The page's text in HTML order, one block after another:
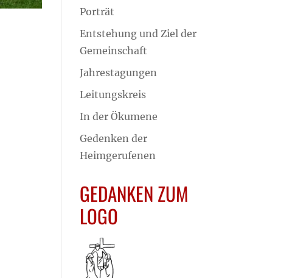
Porträt
Entstehung und Ziel der
Gemeinschaft
Jahrestagungen
Leitungskreis
In der Ökumene
Gedenken der
Heimgerufenen
GEDANKEN ZUM
LOGO